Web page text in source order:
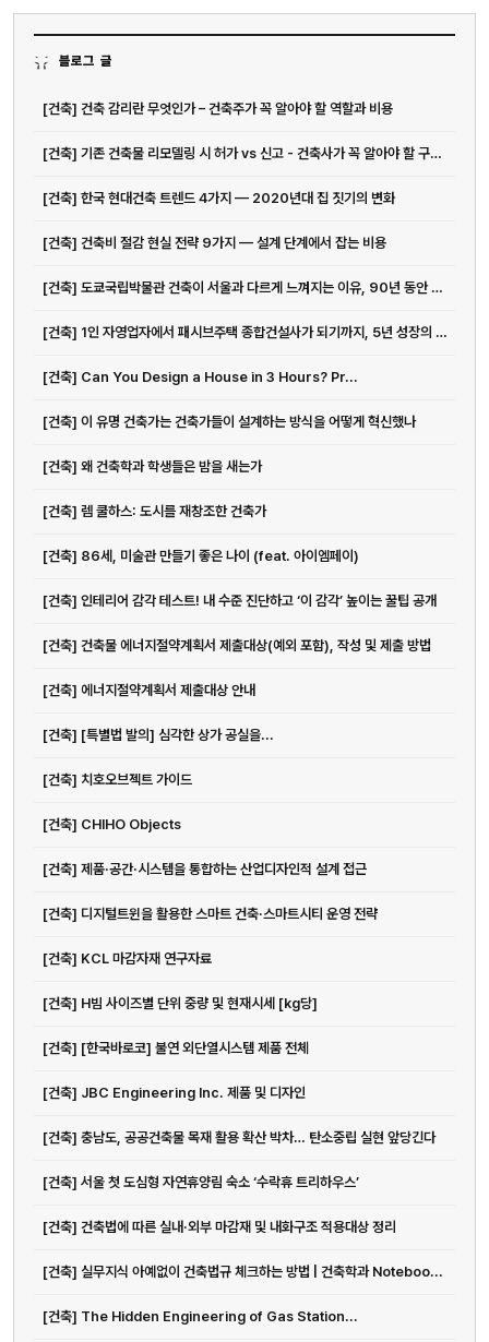
블로그 글
[건축] 건축 감리란 무엇인가 – 건축주가 꼭 알아야 할 역할과 비용
[건축] 기존 건축물 리모델링 시 허가 vs 신고 - 건축사가 꼭 알아야 할 구분 기준
[건축] 한국 현대건축 트렌드 4가지 — 2020년대 집 짓기의 변화
[건축] 건축비 절감 현실 전략 9가지 — 설계 단계에서 잡는 비용
[건축] 도쿄국립박물관 건축이 서울과 다르게 느껴지는 이유, 90년 동안 쌓...
[건축] 1인 자영업자에서 패시브주택 종합건설사가 되기까지, 5년 성장의 진짜 의미
[건축] Can You Design a House in 3 Hours? Pr...
[건축] 이 유명 건축가는 건축가들이 설계하는 방식을 어떻게 혁신했나
[건축] 왜 건축학과 학생들은 밤을 새는가
[건축] 렘 쿨하스: 도시를 재창조한 건축가
[건축] 86세, 미술관 만들기 좋은 나이 (feat. 아이엠페이)
[건축] 인테리어 감각 테스트! 내 수준 진단하고 ‘이 감각’ 높이는 꿀팁 공개
[건축] 건축물 에너지절약계획서 제출대상(예외 포함), 작성 및 제출 방법
[건축] 에너지절약계획서 제출대상 안내
[건축] [특별법 발의] 심각한 상가 공실을...
[건축] 치호오브젝트 가이드
[건축] CHIHO Objects
[건축] 제품·공간·시스템을 통합하는 산업디자인적 설계 접근
[건축] 디지털트윈을 활용한 스마트 건축·스마트시티 운영 전략
[건축] KCL 마감자재 연구자료
[건축] H빔 사이즈별 단위 중량 및 현재시세 [kg당]
[건축] [한국바로코] 불연 외단열시스템 제품 전체
[건축] JBC Engineering Inc. 제품 및 디자인
[건축] 충남도, 공공건축물 목재 활용 확산 박차… 탄소중립 실현 앞당긴다
[건축] 서울 첫 도심형 자연휴양림 숙소 ‘수락휴 트리하우스’
[건축] 건축법에 따른 실내·외부 마감재 및 내화구조 적용대상 정리
[건축] 실무지식 아예없이 건축법규 체크하는 방법 | 건축학과 Noteboo...
[건축] The Hidden Engineering of Gas Station...